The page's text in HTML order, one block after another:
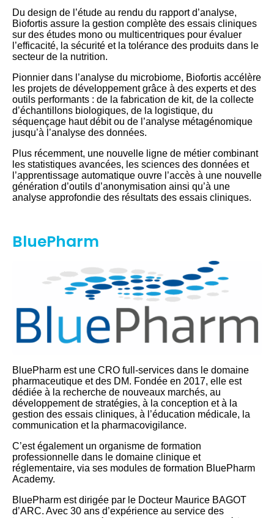
Du design de l’étude au rendu du rapport d’analyse,
Biofortis assure la gestion complète des essais cliniques
sur des études mono ou multicentriques pour évaluer
l’efficacité, la sécurité et la tolérance des produits dans le
secteur de la nutrition.
Pionnier dans l’analyse du microbiome, Biofortis accélère
les projets de développement grâce à des experts et des
outils performants : de la fabrication de kit, de la collecte
d’échantillons biologiques, de la logistique, du
séquençage haut débit ou de l’analyse métagénomique
jusqu’à l’analyse des données.
Plus récemment, une nouvelle ligne de métier combinant
les statistiques avancées, les sciences des données et
l’apprentissage automatique ouvre l’accès à une nouvelle
génération d’outils d’anonymisation ainsi qu’à une
analyse approfondie des résultats des essais cliniques.
BluePharm
BluePharm est une CRO full-services dans le domaine
pharmaceutique et des DM. Fondée en 2017, elle est
dédiée à la recherche de nouveaux marchés, au
développement de stratégies, à la conception et à la
gestion des essais cliniques, à l’éducation médicale, la
communication et la pharmacovigilance.
C’est également un organisme de formation
professionnelle dans le domaine clinique et
réglementaire, via ses modules de formation BluePharm
Academy.
BluePharm est dirigée par le Docteur Maurice BAGOT
d’ARC. Avec 30 ans d’expérience au service des